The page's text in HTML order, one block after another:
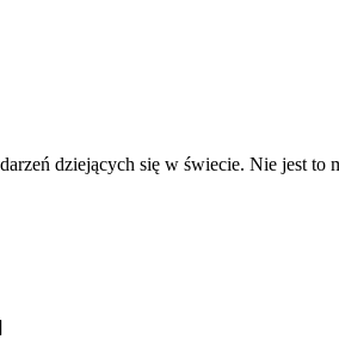
dziejących się w świecie. Nie jest to